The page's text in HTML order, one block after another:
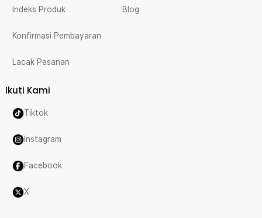
Indeks Produk
Konfirmasi Pembayaran
Lacak Pesanan
Blog
Ikuti Kami
Tiktok
Instagram
Facebook
X